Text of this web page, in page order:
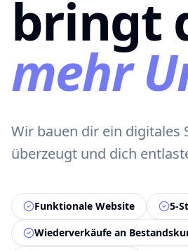
bringt
mehr
Wir bauen dir ein digitales
überzeugt und dich
Funktionale Website
5-
Wiederverkäufe an